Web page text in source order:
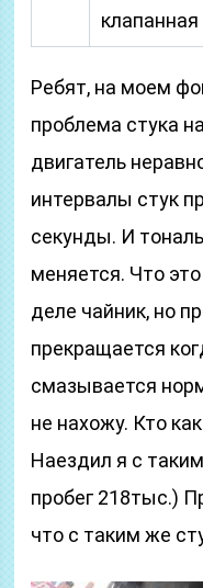
Ребят, на моем
проблема стука
двигатель
интервалы стук
секунды. И
меняется. Что
деле чайник, но
прекращается
смазывается
не нахожу. Кто
Наездил я с
пробег 218тыс.)
что с таким же